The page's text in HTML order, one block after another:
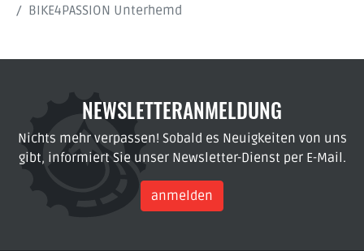
BIKE4PASSION Unterhemd
NEWSLETTERANMELDUNG
Nichts mehr verpassen! Sobald es Neuigkeiten von uns
gibt, informiert Sie unser Newsletter-Dienst per E-Mail.
anmelden